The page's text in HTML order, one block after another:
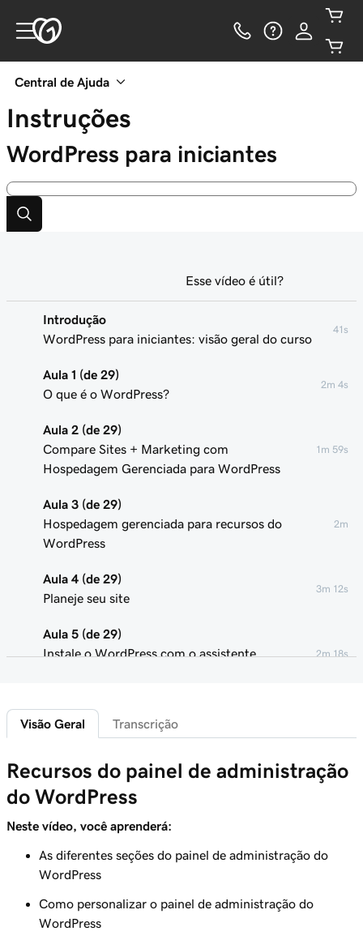
Central de Ajuda
Instruções
WordPress para iniciantes
Introdução
WordPress para iniciantes: visão geral do curso
41s
Aula 1 (de 29)
O que é o WordPress?
2m 4s
Aula 2 (de 29)
Compare Sites + Marketing com
Hospedagem Gerenciada para WordPress
1m 59s
Aula 3 (de 29)
Hospedagem gerenciada para recursos do
WordPress
2m
Aula 4 (de 29)
Planeje seu site
3m 12s
Aula 5 (de 29)
Instale o WordPress com o assistente
2m 18s
Aula 6 (de 29)
Conecte seu domínio a um site de
Aula 7 (de 29)
Recursos do painel de administração do
WordPress
Aula 8 (de 29)
Adicionar páginas ao meu menu de
navegação no WordPress
Aula 9 (de 29)
Esse vídeo é útil?
Visão Geral Transcrição
Recursos do painel de administração
do WordPress
Neste vídeo, você aprenderá:
As diferentes seções do painel de administração do
WordPress
Como personalizar o painel de administração do
WordPress